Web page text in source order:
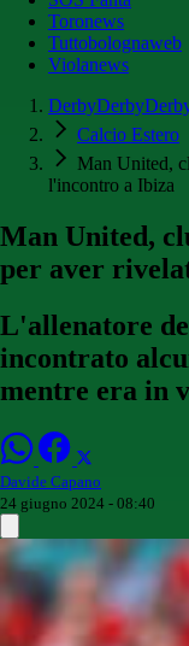
Toronews
Tuttobolognaweb
Violanews
Calcio Estero
Man United,
l'incontro a Ibiza
Man United,
per aver
L'allenatore
incontrato
mentre era in
Davide Capano
24 giugno 2024 - 08:40